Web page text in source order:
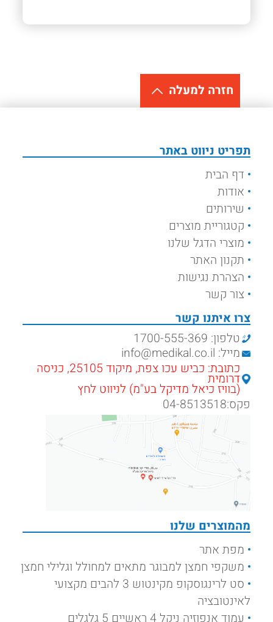
חזרה למעלה
תפריט ניווט באתר
דף הבית
אודות
שירותים
קטגוריית מוצרים
מוצרי הדגל שלנו
תקנון האתר
הצהרת נגישות
צור קשר
מהמוצרים שלנו
מפת אתר
משקפי חמצן למבוגר מתאים למחולל וגלילי חמצן
סט לרינגוסקופ מקינטוש 3 להבים מקצועי
לאינטובציה
עמוד אנפוזיה ניקל 4 ראשיים 5 גלגלים
צרו איתנו קשר
טלפון: 1700-555-369
מייל: info@medikal.co.il
כתובת: כביש עכו צפת, מיקוד 25105, כניסה
דרומית
(בוויז כיאל מדיקל בע"מ) לניווט לחץ
פקס:04-8513518